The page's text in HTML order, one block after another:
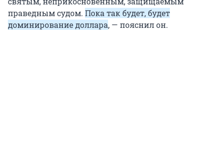
праведным судом. Пока так будет, будет
доминирование доллара, — пояснил он.